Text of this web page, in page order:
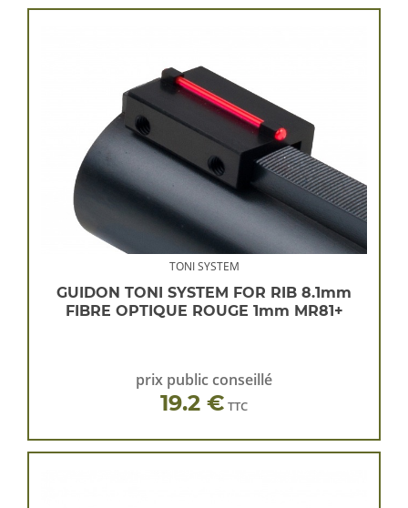
TONI SYSTEM
GUIDON TONI SYSTEM FOR RIB 8.1mm
FIBRE OPTIQUE ROUGE 1mm MR81+
prix public conseillé
19.2 € TTC